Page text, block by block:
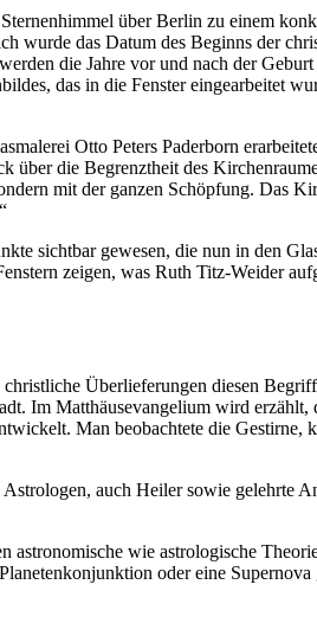
über Berlin zu einem
wurde das Datum des Beginns der
die Jahre vor und nach der
das in die Fenster eingearbeitet
Otto Peters Paderborn
die Begrenztheit des
mit der ganzen Schöpfung. Das
sichtbar gewesen, die nun in den
zeigen, was Ruth Titz-Weider
Überlieferungen diesen
Im Matthäusevangelium wird erzählt,
Man beobachtete die Gestirne,
auch Heiler sowie gelehrte
wie astrologische
oder eine